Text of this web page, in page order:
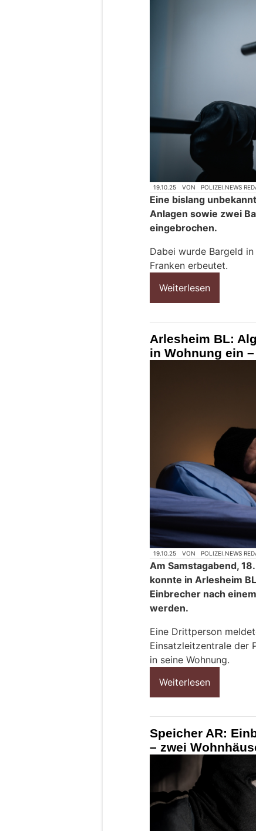
19.10.25 VON POLIZEI.NEWS
Eine bislang
Anlagen sowie zwei
eingebrochen.
Dabei wurde Bargeld
Franken erbeutet.
Weiterlesen
Arlesheim BL:
in Wohnung ein
19.10.25 VON POLIZEI.NEWS
Am Samstagabend,
konnte in Arlesheim
Einbrecher nach
werden.
Eine Drittperson
Einsatzleitzentrale der
in seine Wohnung.
Weiterlesen
Speicher AR:
– zwei